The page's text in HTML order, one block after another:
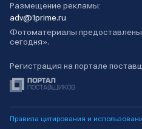
Размещение рекламы:
adv@1prime.ru
Фотоматериалы
сегодня».
Регистрация на портале
Правила цитирования и